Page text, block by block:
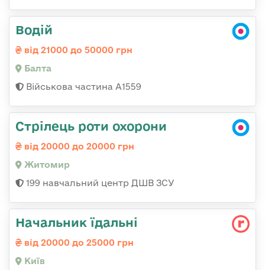
Водій
від 21000 до 50000 грн
Балта
Військова частина А1559
Стрілець роти охорони
від 20000 до 20000 грн
Житомир
199 навчальний центр ДШВ ЗСУ
Начальник їдальні
від 20000 до 25000 грн
Київ